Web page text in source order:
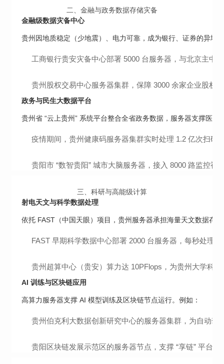
二、 金融与政务数据存储灾备
金融级数据灾备中心
贵州因地质稳定（少地震）、电力可靠，成为银行、证券的异地
工商银行贵安灾备中心部署 5000 台服务器，与北京主中
贵州股权交易中心服务器集群，保障 3000 余家企业股权
政务与民生大数据平台
贵州省 “云上贵州” 系统平台整合全省政务数据，服务器支撑医
疫情期间，贵州健康码服务器集群实时处理 1.2 亿次扫码
贵阳市 “数智贵阳” 城市大脑服务器，接入 8000 路监控
三、 科研与高能级计算
射电天文与科学数据处理
依托 FAST（中国天眼）项目，贵州服务器承担海量天文数据存
FAST 早期科学数据中心部署 2000 台服务器，每秒处理
贵州超算中心（贵安）算力达 10PFlops，为贵州大学科
AI 训练与区块链应用
高算力服务器支撑 AI 模型训练及区块链节点运行。例如：
贵州伯克利大数据创新研究中心的服务器集群，为自动
贵阳区块链发展示范区的服务器节点，支撑 “享链” 平台